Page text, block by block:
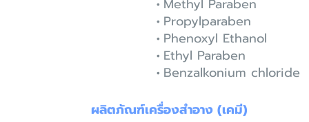
Methyl Paraben
Propylparaben
Phenoxyl Ethanol
Ethyl Paraben
Benzalkonium chloride
ผลิตภัณฑ์เครื่องสำอาง (เคมี)